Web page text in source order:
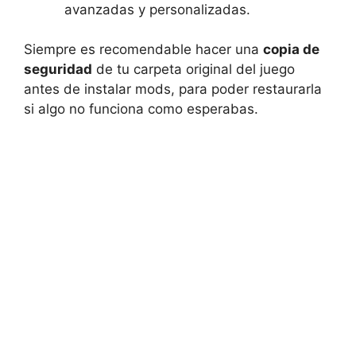
avanzadas y personalizadas.
Siempre es recomendable hacer una copia de
seguridad de tu carpeta original del juego
antes de instalar mods, para poder restaurarla
si algo no funciona como esperabas.